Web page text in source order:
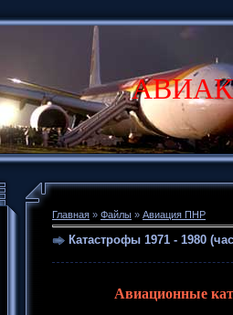
Главная » Файлы » Авиация ПНР
Катастрофы 1971 - 1980
Авиационные